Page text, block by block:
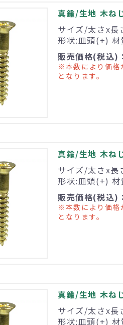
真鍮/生地 木ね
サイズ/太さx
形状:皿頭(+) 材
販売価格(税込)
※本数により価格
となります。
真鍮/生地 木ね
サイズ/太さx
形状:皿頭(+) 材
販売価格(税込)
※本数により価格
となります。
真鍮/生地 木ね
サイズ/太さx
形状:皿頭(+) 材